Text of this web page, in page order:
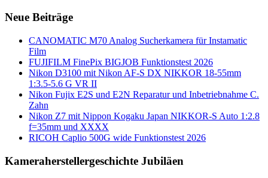
Neue Beiträge
CANOMATIC M70 Analog Sucherkamera für Instamatic
Film
FUJIFILM FinePix BIGJOB Funktionstest 2026
Nikon D3100 mit Nikon AF-S DX NIKKOR 18-55mm
1:3.5-5.6 G VR II
Nikon Fujix E2S und E2N Reparatur und Inbetriebnahme C.
Zahn
Nikon Z7 mit Nippon Kogaku Japan NIKKOR-S Auto 1:2.8
f=35mm und XXXX
RICOH Caplio 500G wide Funktionstest 2026
Kameraherstellergeschichte Jubiläen